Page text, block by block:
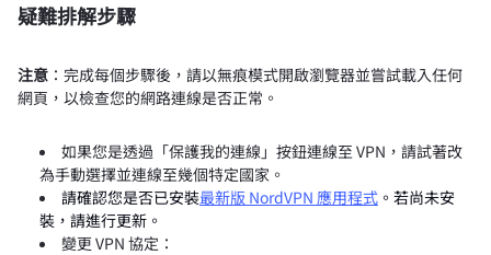
疑難排解步驟
注意 ：完成每個步驟後，請以無痕模式開啟瀏覽器並嘗試載入任何
網頁，以檢查您的網路連線是否正常。
如果您是透過「保護我的連線」按鈕連線至 VPN，請試著改
為手動選擇並連線至幾個特定國家。
請確認您是否已安裝最新版 NordVPN 應用程式 。若尚未安
裝，請進行更新。
變更 VPN 協定：